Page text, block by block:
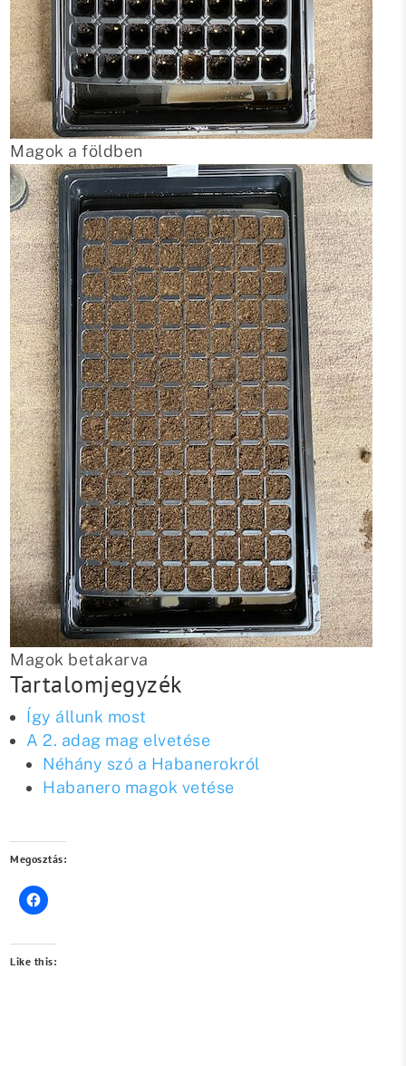
Magok a földben
Magok betakarva
Tartalomjegyzék
Így állunk most
A 2. adag mag elvetése
Néhány szó a Habanerokról
Habanero magok vetése
Megosztás:
Like this: